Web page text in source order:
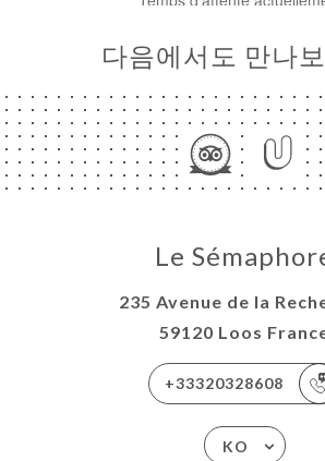
다음에서도 만나
Le
235 Avenue de la
59120 Loos
+33320328608
KO